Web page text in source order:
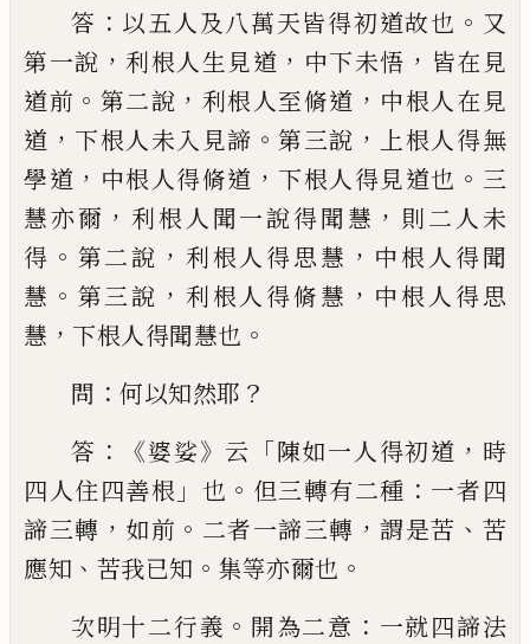
答 ： 以五人及八萬天皆得初道故也 。 又
第一說 ，利根人生見道 ， 中下未悟 ， 皆在見
道前 。 第二說 ， 利根人至脩道 ， 中根人在見
道 ， 下根人未入 見諦 。第三說 ，
上根人得無
學道 ， 中根人得脩道 ， 下根人得見道也 。 三
慧亦爾 ，利根人聞一說得聞慧 ， 則二人未
得 。 第二說 ， 利根人得思慧 ， 中根人得聞
慧 。 第三說 ， 利根人得脩慧 ， 中根人得思
慧 ， 下根人得聞慧也 。
問 ： 何以知然耶 ？
答 ：《婆娑》 云 「陳如一人得初道 ， 時
四人住四善根 」 也 。 但三轉有二種 ： 一者四
諦三轉 ， 如前 。 二者一諦三轉 ，謂是苦 、 苦
應知 、 苦我已知 。 集等亦爾也 。
次明十二行義 。 開為二意 ： 一就四諦法